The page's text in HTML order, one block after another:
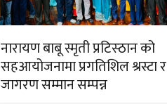
नारायण बाबू स्मृती प्रटिस्ठान को
सहआयोजनामा प्रगतिशिल श्रस्टा र
जागरण सम्मान सम्पन्न